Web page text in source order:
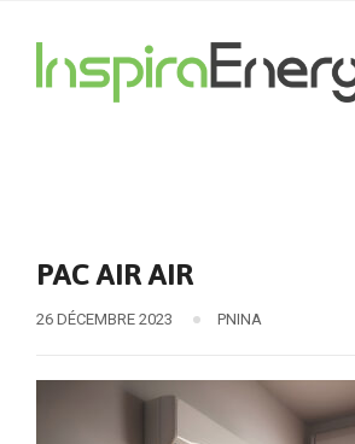
PAC AIR AIR
26 DÉCEMBRE 2023 PNINA